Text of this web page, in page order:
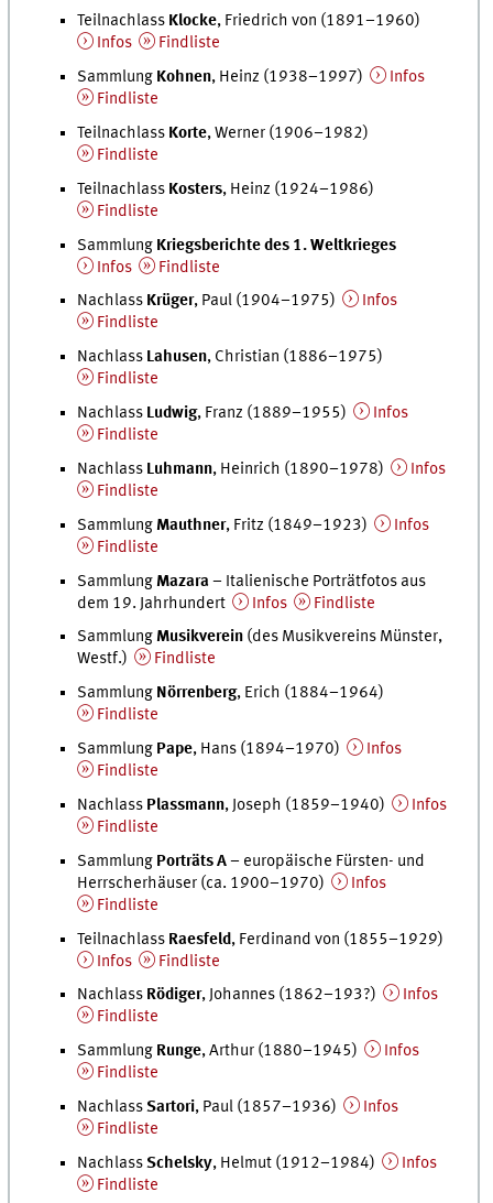
Teilnachlass Klocke, Friedrich von (1891–1960)
Infos
Findliste
Sammlung Kohnen, Heinz (1938–1997)
Infos
Findliste
Teilnachlass Korte, Werner (1906–1982)
Findliste
Teilnachlass Kosters, Heinz (1924–1986)
Findliste
Sammlung Kriegsberichte des 1. Weltkrieges
Infos
Findliste
Nachlass Krüger, Paul (1904–1975)
Infos
Findliste
Nachlass Lahusen, Christian (1886–1975)
Findliste
Nachlass Ludwig, Franz (1889–1955)
Infos
Findliste
Nachlass Luhmann, Heinrich (1890–1978)
Infos
Findliste
SammlungMauthner, Fritz (1849–1923)
Infos
Findliste
SammlungMazara– Italienische Porträtfotos aus
dem 19. Jahrhundert
Infos
Findliste
SammlungMusikverein (des Musikvereins Münster,
Westf.)
Findliste
Sammlung Nörrenberg, Erich (1884–1964)
Findliste
Sammlung Pape, Hans (1894–1970)
Infos
Findliste
Nachlass Plassmann, Joseph (1859–1940)
Infos
Findliste
Sammlung Porträts A– europäische Fürsten- und
Herrscherhäuser (ca. 1900–1970)
Infos
Findliste
Teilnachlass Raesfeld, Ferdinand von (1855–1929)
Infos
Findliste
Nachlass Rödiger, Johannes (1862–193?)
Infos
Findliste
Sammlung Runge, Arthur (1880–1945)
Infos
Findliste
NachlassSartori, Paul (1857–1936)
Infos
Findliste
NachlassSchelsky, Helmut (1912–1984)
Infos
Findliste